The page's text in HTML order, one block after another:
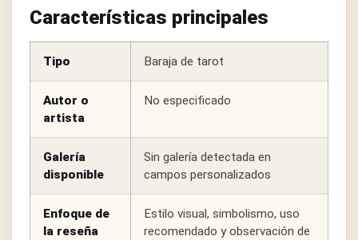
Características principales
Tipo Baraja de tarot
Autor o
artista
No especificado
Galería
disponible
Sin galería detectada en
campos personalizados
Enfoque de
la reseña
Estilo visual, simbolismo, uso
recomendado y observación de